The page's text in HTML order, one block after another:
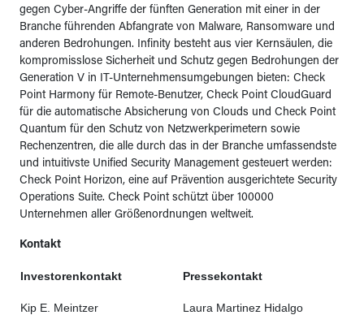
gegen Cyber-Angriffe der fünften Generation mit einer in der
Branche führenden Abfangrate von Malware, Ransomware und
anderen Bedrohungen. Infinity besteht aus vier Kernsäulen, die
kompromisslose Sicherheit und Schutz gegen Bedrohungen der
Generation V in IT-Unternehmensumgebungen bieten: Check
Point Harmony für Remote-Benutzer, Check Point CloudGuard
für die automatische Absicherung von Clouds und Check Point
Quantum für den Schutz von Netzwerkperimetern sowie
Rechenzentren, die alle durch das in der Branche umfassendste
und intuitivste Unified Security Management gesteuert werden:
Check Point Horizon, eine auf Prävention ausgerichtete Security
Operations Suite. Check Point schützt über 100000
Unternehmen aller Größenordnungen weltweit.
Kontakt
Investorenkontakt Pressekontakt
Kip E. Meintzer Laura Martinez Hidalgo